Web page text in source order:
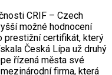
CRIF – Czech
možné hodnocení
prestižní certifikát, který
Česká Lípa už druhý
řízená města své
firma, která